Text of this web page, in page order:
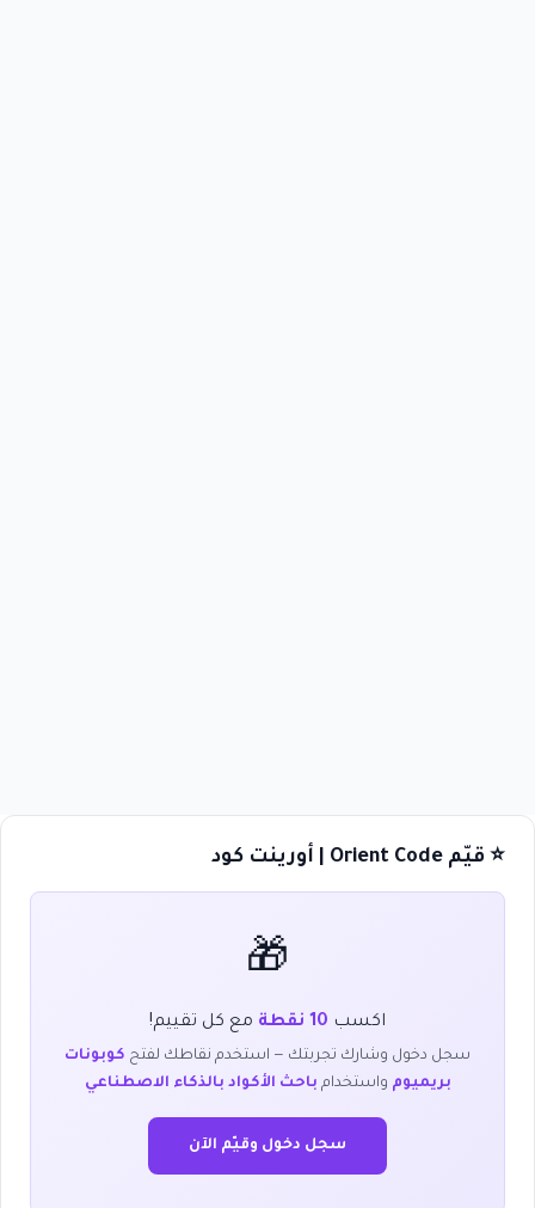
⭐ قيّم Orient Code | أورينت كود
🎁
اكسب 10 نقطة مع كل تقييم!
سجل دخول وشارك تجربتك — استخدم نقاطك لفتح كوبونات
بريميوم واستخدام باحث الأكواد بالذكاء الاصطناعي
سجل دخول وقيّم الآن